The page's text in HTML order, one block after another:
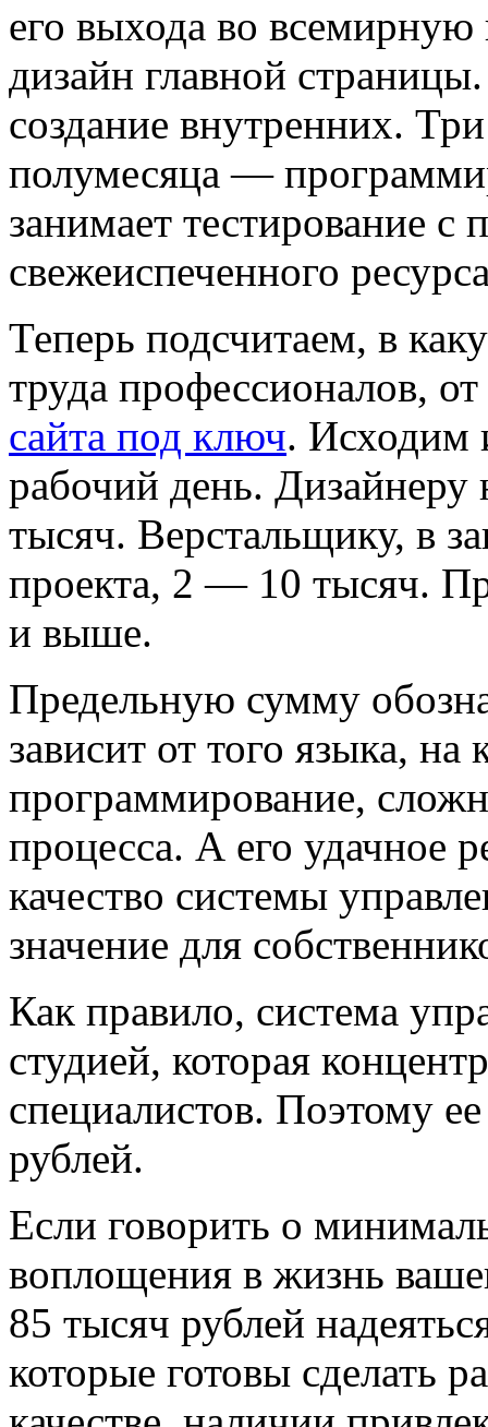
его выхода во всемирную
дизайн главной
создание внутренних.
полумесяца —
занимает тестирование
свежеиспеченного
Теперь подсчитаем, в
труда профессионалов,
сайта под ключ. Исходим
рабочий день. Дизайнеру
тысяч. Верстальщику, в
проекта, 2 — 10 тысяч.
и выше.
Предельную сумму
зависит от того языка, на
программирование,
процесса. А его удачное
качество системы
значение для
Как правило, система
студией, которая
специалистов. Поэтому
рублей.
Если говорить о
воплощения в жизнь
85 тысяч рублей
которые готовы сделать